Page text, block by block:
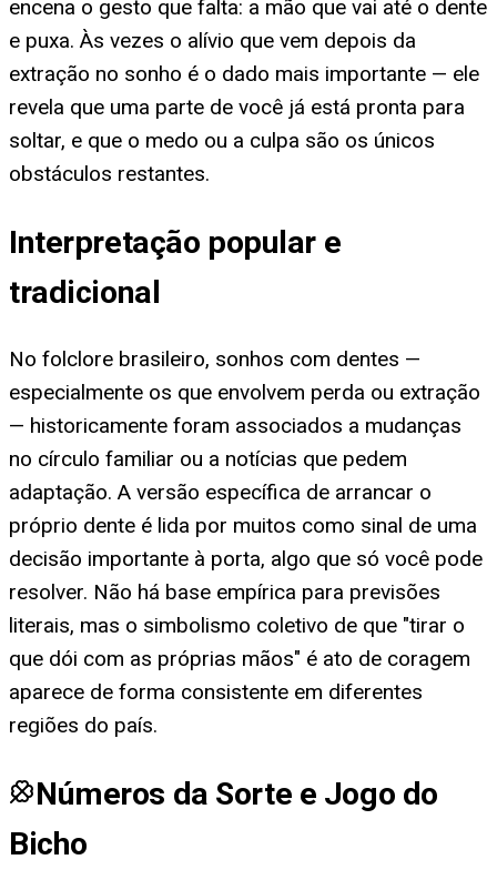
encena o gesto que falta: a mão que vai até o dente
e puxa. Às vezes o alívio que vem depois da
extração no sonho é o dado mais importante — ele
revela que uma parte de você já está pronta para
soltar, e que o medo ou a culpa são os únicos
obstáculos restantes.
Interpretação popular e
tradicional
No folclore brasileiro, sonhos com dentes —
especialmente os que envolvem perda ou extração
— historicamente foram associados a mudanças
no círculo familiar ou a notícias que pedem
adaptação. A versão específica de arrancar o
próprio dente é lida por muitos como sinal de uma
decisão importante à porta, algo que só você pode
resolver. Não há base empírica para previsões
literais, mas o simbolismo coletivo de que "tirar o
que dói com as próprias mãos" é ato de coragem
aparece de forma consistente em diferentes
regiões do país.
Números da Sorte e Jogo do
Bicho